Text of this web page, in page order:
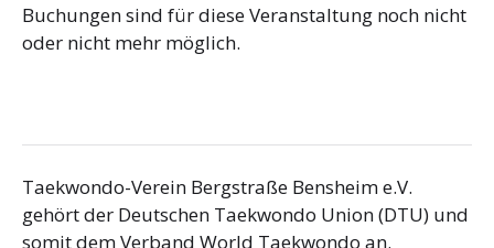
Buchungen sind für diese Veranstaltung noch nicht
oder nicht mehr möglich.
Taekwondo-Verein Bergstraße Bensheim e.V.
gehört der Deutschen Taekwondo Union (DTU) und
somit dem Verband World Taekwondo an.